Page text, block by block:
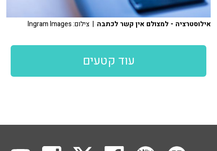
אילוסטרציה - למצולם אין קשר לכתבה | צילום: Ingram Images
עוד קטעים